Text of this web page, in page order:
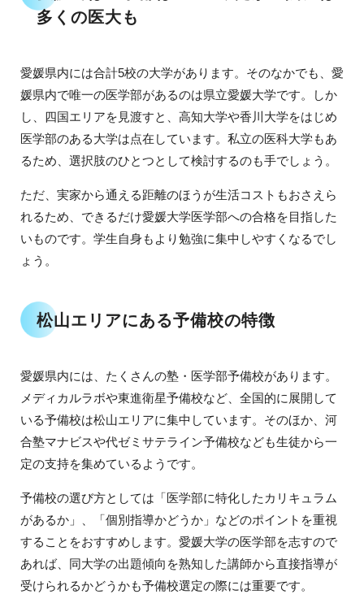
多くの医大も
愛媛県内には合計5校の大学があります。そのなかでも、愛
媛県内で唯一の医学部があるのは県立愛媛大学です。しか
し、四国エリアを見渡すと、高知大学や香川大学をはじめ
医学部のある大学は点在しています。私立の医科大学もあ
るため、選択肢のひとつとして検討するのも手でしょう。
ただ、実家から通える距離のほうが生活コストもおさえら
れるため、できるだけ愛媛大学医学部への合格を目指した
いものです。学生自身もより勉強に集中しやすくなるでし
ょう。
松山エリアにある予備校の特徴
愛媛県内には、たくさんの塾・医学部予備校があります。
メディカルラボや東進衛星予備校など、全国的に展開して
いる予備校は松山エリアに集中しています。そのほか、河
合塾マナビスや代ゼミサテライン予備校なども生徒から一
定の支持を集めているようです。
予備校の選び方としては「医学部に特化したカリキュラム
があるか」、「個別指導かどうか」などのポイントを重視
することをおすすめします。愛媛大学の医学部を志すので
あれば、同大学の出題傾向を熟知した講師から直接指導が
受けられるかどうかも予備校選定の際には重要です。